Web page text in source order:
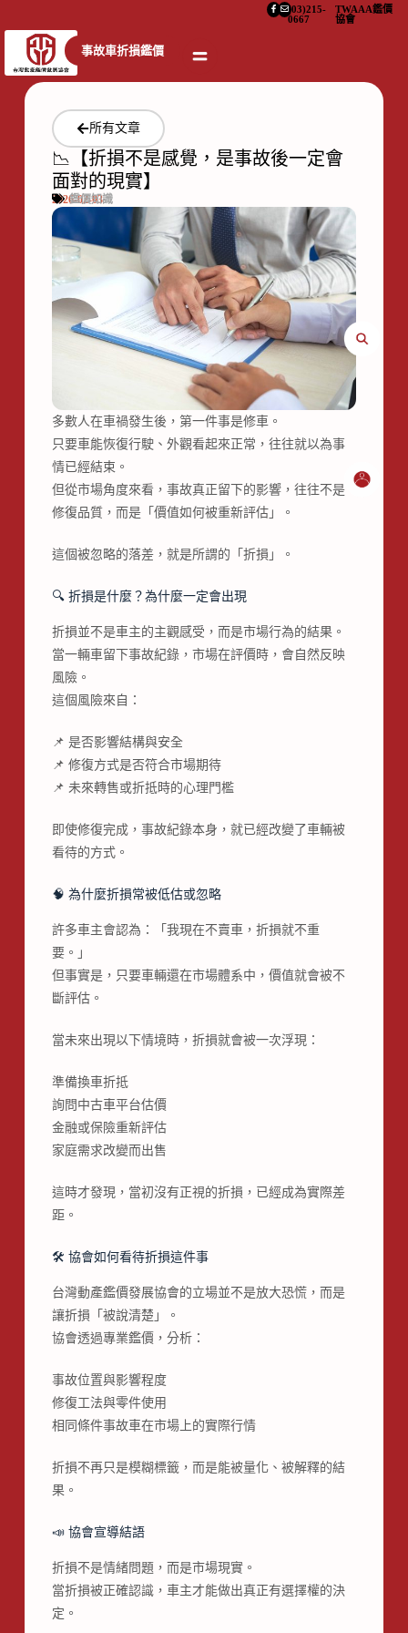
TWAAA鑑價
協會
(03)215-
0667
事故車折損鑑價
所有文章
📉【折損不是感覺，是事故後一定會
面對的現實】
2026-02-03
鑑價知識
多數人在車禍發生後，第一件事是修車。
只要車能恢復行駛、外觀看起來正常，往往就以為事
情已經結束。
但從市場角度來看，事故真正留下的影響，往往不是
修復品質，而是「價值如何被重新評估」。
這個被忽略的落差，就是所謂的「折損」。
🔍 折損是什麼？為什麼一定會出現
折損並不是車主的主觀感受，而是市場行為的結果。
當一輛車留下事故紀錄，市場在評價時，會自然反映
風險。
這個風險來自：
📌 是否影響結構與安全
📌 修復方式是否符合市場期待
📌 未來轉售或折抵時的心理門檻
即使修復完成，事故紀錄本身，就已經改變了車輛被
看待的方式。
🧠 為什麼折損常被低估或忽略
許多車主會認為：「我現在不賣車，折損就不重
要。」
但事實是，只要車輛還在市場體系中，價值就會被不
斷評估。
當未來出現以下情境時，折損就會被一次浮現：
準備換車折抵
詢問中古車平台估價
金融或保險重新評估
家庭需求改變而出售
這時才發現，當初沒有正視的折損，已經成為實際差
距。
🛠 協會如何看待折損這件事
台灣動產鑑價發展協會的立場並不是放大恐慌，而是
讓折損「被說清楚」。
協會透過專業鑑價，分析：
事故位置與影響程度
修復工法與零件使用
相同條件事故車在市場上的實際行情
折損不再只是模糊標籤，而是能被量化、被解釋的結
果。
📣 協會宣導結語
折損不是情緒問題，而是市場現實。
當折損被正確認識，車主才能做出真正有選擇權的決
定。